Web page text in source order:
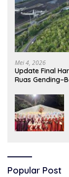
Mei 4, 2026
Update Final
Ruas
Popular Post